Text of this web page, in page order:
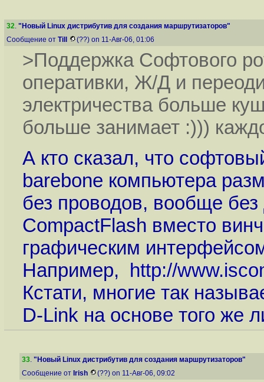
32. "Новый Linux дистрибутив для создания маршрутизаторов"
Сообщение от Till (??) on 11-Авг-06, 01:06
>Поддержка Софтового
оперативки, Ж/Д и
электричества больше
больше занимает :)))
А кто сказал, что
barebone компьютера
без проводов, вообще
CompactFlash вместо
графическим
Например, http://
Кстати, многие так
D-Link на основе того же
33. "Новый Linux дистрибутив для создания маршрутизаторов"
Сообщение от Irish (??) on 11-Авг-06, 09:02